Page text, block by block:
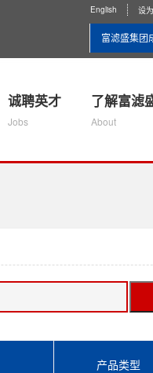
English 设
富滤盛集团
诚聘英才
Jobs
了解富滤
About
产品类型